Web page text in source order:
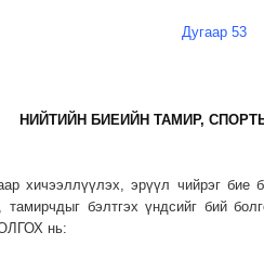
Дугаар 53
НИЙТИЙН БИЕИЙН ТАМИР,
хичээллүүлэх, эрүүл чийрэг
бэлтгэх үндсийг бий
нь: